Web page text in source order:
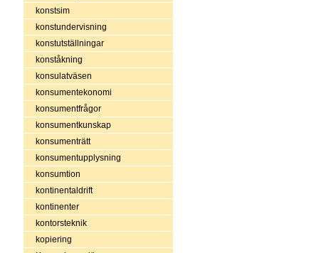
konstsim
konstundervisning
konstutställningar
konståkning
konsulatväsen
konsumentekonomi
konsumentfrågor
konsumentkunskap
konsumenträtt
konsumentupplysning
konsumtion
kontinentaldrift
kontinenter
kontorsteknik
kopiering